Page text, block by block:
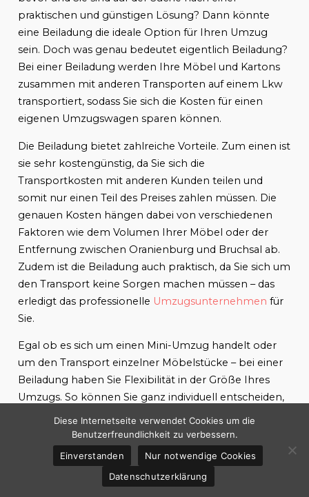
praktischen und günstigen Lösung? Dann könnte
eine Beiladung die ideale Option für Ihren Umzug
sein. Doch was genau bedeutet eigentlich Beiladung?
Bei einer Beiladung werden Ihre Möbel und Kartons
zusammen mit anderen Transporten auf einem Lkw
transportiert, sodass Sie sich die Kosten für einen
eigenen Umzugswagen sparen können.
Die Beiladung bietet zahlreiche Vorteile. Zum einen ist
sie sehr kostengünstig, da Sie sich die
Transportkosten mit anderen Kunden teilen und
somit nur einen Teil des Preises zahlen müssen. Die
genauen Kosten hängen dabei von verschiedenen
Faktoren wie dem Volumen Ihrer Möbel oder der
Entfernung zwischen Oranienburg und Bruchsal ab.
Zudem ist die Beiladung auch praktisch, da Sie sich um
den Transport keine Sorgen machen müssen – das
erledigt das professionelle Umzugsunternehmen für
Sie.
Egal ob es sich um einen Mini-Umzug handelt oder
um den Transport einzelner Möbelstücke – bei einer
Beiladung haben Sie Flexibilität in der Größe Ihres
Umzugs. So können Sie ganz individuell entscheiden,
welche Gegenstände transportiert werden sollen.
Dabei spielt es keine Rolle, ob es sich um eine
komplette Wohnungseinrichtung oder nur um ein
paar Kartons handelt.
Diese Internetseite verwendet Cookies um die
Benutzerfreundlichkeit zu verbessern.
Einverstanden
Nur notwendige Cookies
Datenschutzerklärung